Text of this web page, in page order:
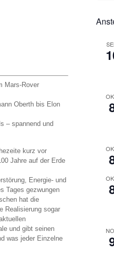
Mars-Rover
Oberth bis Elon
– spannend und
kurz vor
Jahre auf der Erde
Energie- und
Tages gezwungen
hat die
Realisierung sogar
und gibt seinen
was jeder Einzelne